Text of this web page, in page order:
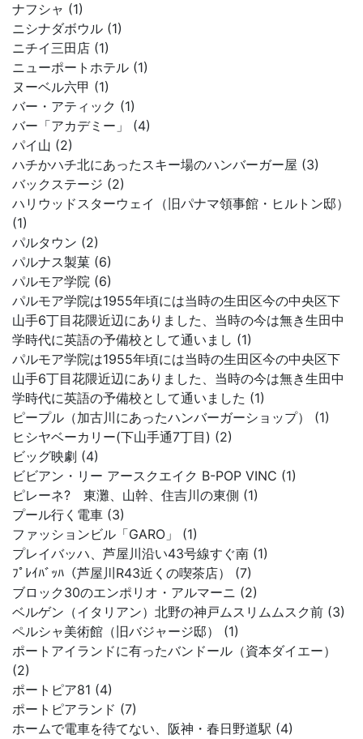
ナフシャ (1)
ニシナダボウル (1)
ニチイ三田店 (1)
ニューポートホテル (1)
ヌーベル六甲 (1)
バー・アティック (1)
バー「アカデミー」 (4)
パイ山 (2)
ハチかハチ北にあったスキー場のハンバーガー屋 (3)
バックステージ (2)
ハリウッドスターウェイ（旧パナマ領事館・ヒルトン邸）
(1)
パルタウン (2)
パルナス製菓 (6)
パルモア学院 (6)
パルモア学院は1955年頃には当時の生田区今の中央区下
山手6丁目花隈近辺にありました、当時の今は無き生田中
学時代に英語の予備校として通いまし (1)
パルモア学院は1955年頃には当時の生田区今の中央区下
山手6丁目花隈近辺にありました、当時の今は無き生田中
学時代に英語の予備校として通いました (1)
ピープル（加古川にあったハンバーガーショップ） (1)
ヒシヤベーカリー(下山手通7丁目) (2)
ビッグ映劇 (4)
ビビアン・リー アースクエイク B-POP VINC (1)
ピレーネ? 東灘、山幹、住吉川の東側 (1)
プール行く電車 (3)
ファッションビル「GARO」 (1)
プレイバッハ、芦屋川沿い43号線すぐ南 (1)
ﾌﾟﾚｲﾊﾞｯﾊ（芦屋川R43近くの喫茶店） (7)
ブロック30のエンポリオ・アルマーニ (2)
ベルゲン（イタリアン）北野の神戸ムスリムムスク前 (3)
ペルシャ美術館（旧バジャージ邸） (1)
ポートアイランドに有ったバンドール（資本ダイエー）
(2)
ポートピア81 (4)
ポートピアランド (7)
ホームで電車を待てない、阪神・春日野道駅 (4)